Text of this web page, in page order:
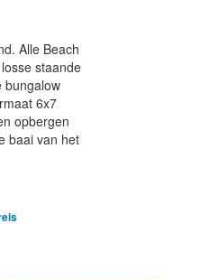
Alle Beach
staande
bungalow
6x7
opbergen
baai van het